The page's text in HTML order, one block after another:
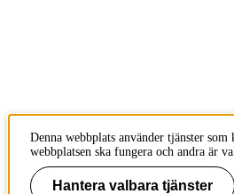
Denna webbplats använder tjänster
webbplatsen ska fungera och andra är
Hantera valbara tjänster